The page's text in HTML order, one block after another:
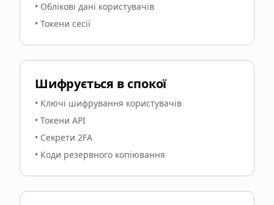
• Облікові дані користувачів
• Токени сесії
Шифрується в спокої
• Ключі шифрування користувачів
• Токени API
• Секрети 2FA
• Коди резервного копіювання